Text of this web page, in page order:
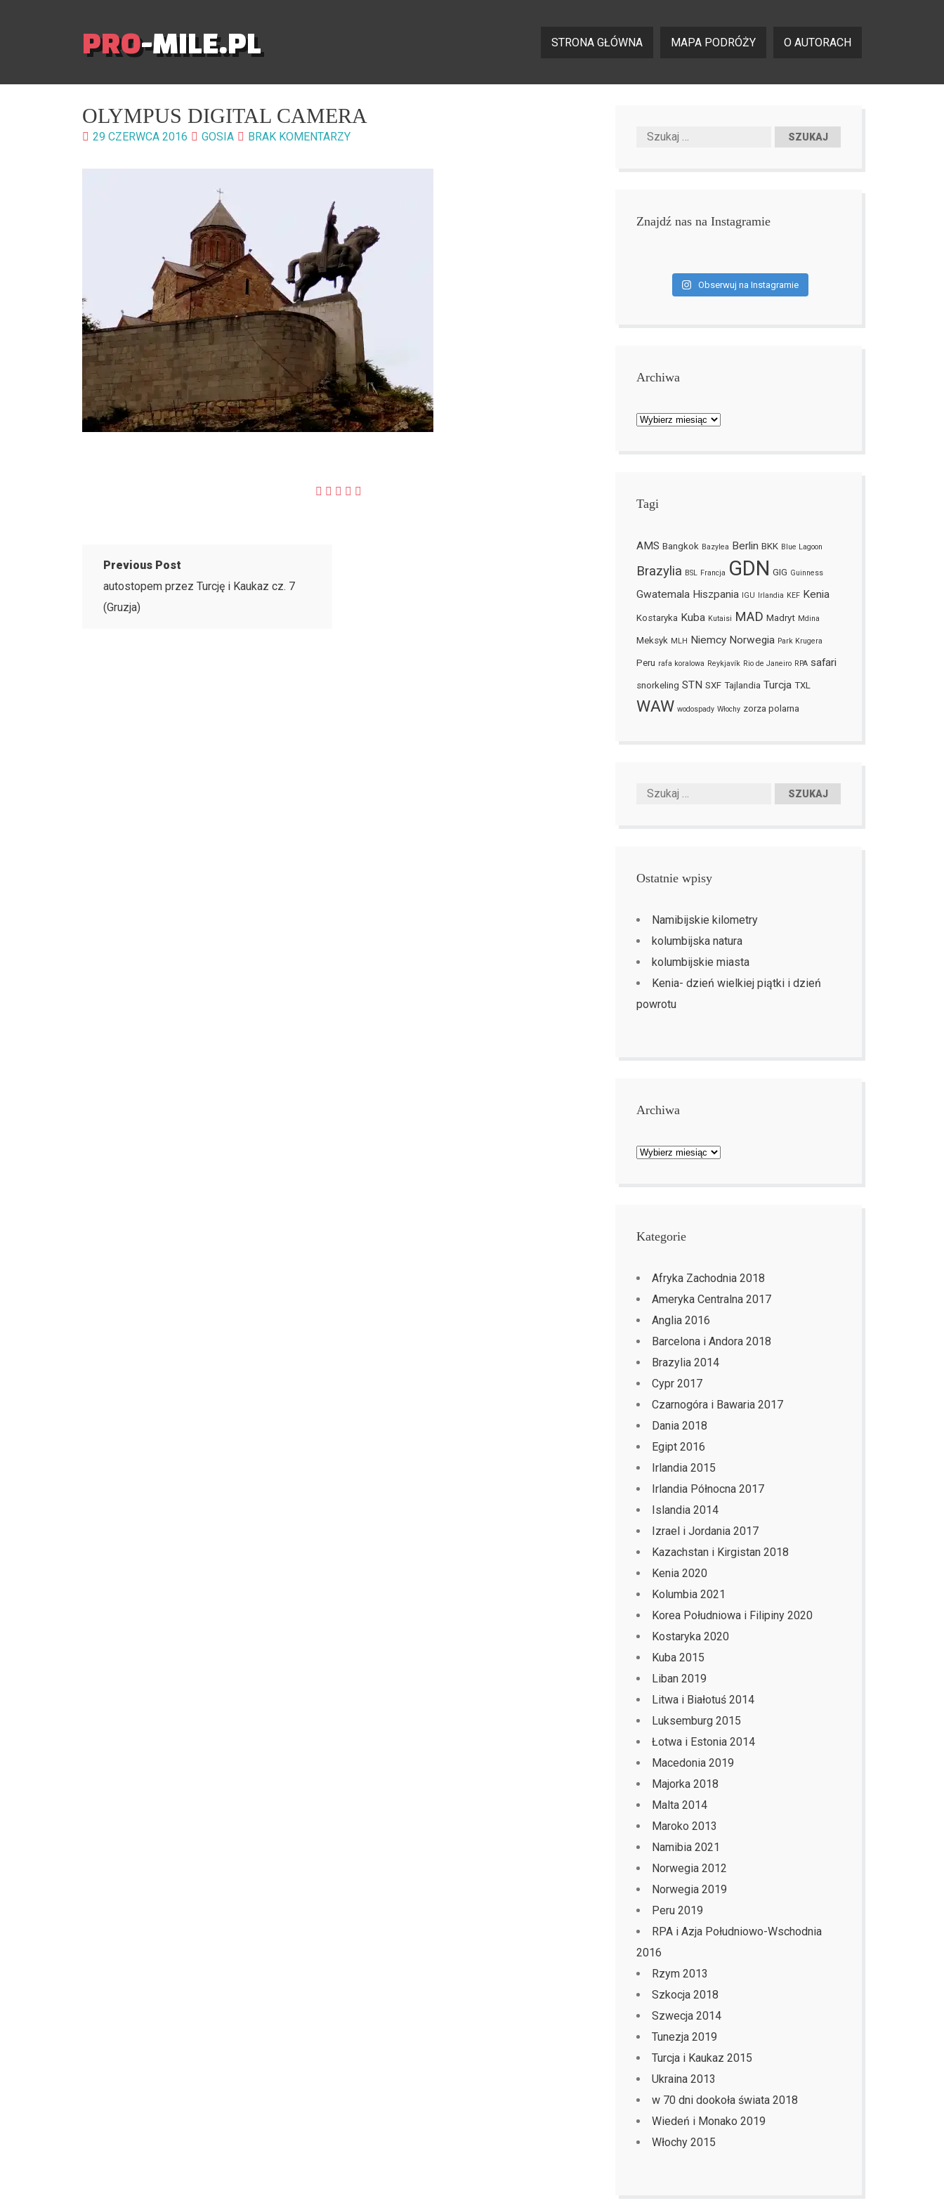
PRO-MILE.PL STRONA GŁÓWNA MAPA PODRÓŻY O AUTORACH
OLYMPUS DIGITAL CAMERA
29 CZERWCA 2016 GOSIA BRAK KOMENTARZY
Previous Post
autostopem przez Turcję i Kaukaz cz. 7
(Gruzja)
Znajdź nas na Instagramie
Obserwuj na Instagramie
Archiwa
Archiwa
Tagi
AMS Bangkok Bazylea Berlin BKK Blue Lagoon
Brazylia BSL Francja GDN GIG Guinness
Gwatemala Hiszpania IGU Irlandia KEF Kenia
Kostaryka Kuba Kutaisi MAD Madryt Mdina
Meksyk MLH Niemcy Norwegia Park Krugera
Peru rafa koralowa Reykjavík Rio de Janeiro RPA safari
snorkeling STN SXF Tajlandia Turcja TXL
WAW wodospady Włochy zorza polarna
Ostatnie wpisy
Namibijskie kilometry
kolumbijska natura
kolumbijskie miasta
Kenia- dzień wielkiej piątki i dzień
powrotu
Archiwa
Archiwa
Kategorie
Afryka Zachodnia 2018
Ameryka Centralna 2017
Anglia 2016
Barcelona i Andora 2018
Brazylia 2014
Cypr 2017
Czarnogóra i Bawaria 2017
Dania 2018
Egipt 2016
Irlandia 2015
Irlandia Północna 2017
Islandia 2014
Izrael i Jordania 2017
Kazachstan i Kirgistan 2018
Kenia 2020
Kolumbia 2021
Korea Południowa i Filipiny 2020
Kostaryka 2020
Kuba 2015
Liban 2019
Litwa i Białotuś 2014
Luksemburg 2015
Łotwa i Estonia 2014
Macedonia 2019
Majorka 2018
Malta 2014
Maroko 2013
Namibia 2021
Norwegia 2012
Norwegia 2019
Peru 2019
RPA i Azja Południowo-Wschodnia
2016
Rzym 2013
Szkocja 2018
Szwecja 2014
Tunezja 2019
Turcja i Kaukaz 2015
Ukraina 2013
w 70 dni dookoła świata 2018
Wiedeń i Monako 2019
Włochy 2015